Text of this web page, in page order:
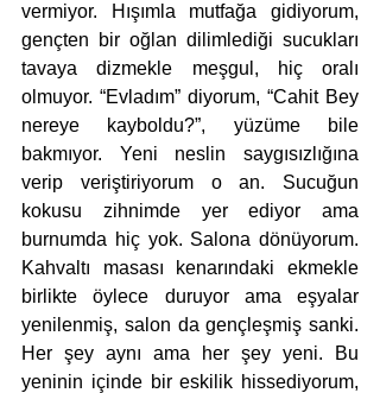
vermiyor. Hışımla mutfağa gidiyorum,
gençten bir oğlan dilimlediği sucukları
tavaya dizmekle meşgul, hiç oralı
olmuyor. “Evladım” diyorum, “Cahit Bey
nereye kayboldu?”, yüzüme bile
bakmıyor. Yeni neslin saygısızlığına
verip veriştiriyorum o an. Sucuğun
kokusu zihnimde yer ediyor ama
burnumda hiç yok. Salona dönüyorum.
Kahvaltı masası kenarındaki ekmekle
birlikte öylece duruyor ama eşyalar
yenilenmiş, salon da gençleşmiş sanki.
Her şey aynı ama her şey yeni. Bu
yeninin içinde bir eskilik hissediyorum,